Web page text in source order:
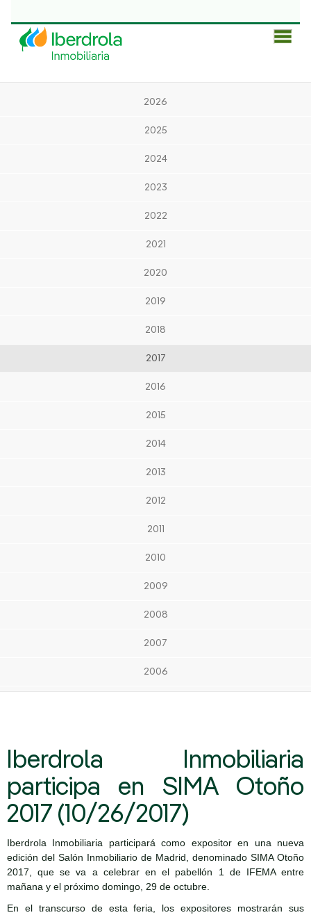
2026
2025
2024
2023
2022
2021
2020
2019
2018
2017
2016
2015
2014
2013
2012
2011
2010
2009
2008
2007
2006
Iberdrola Inmobiliaria
participa en SIMA Otoño
2017 (10/26/2017)
Iberdrola Inmobiliaria participará como expositor en una nueva
edición del Salón Inmobiliario de Madrid, denominado SIMA Otoño
2017, que se va a celebrar en el pabellón 1 de IFEMA entre
mañana y el próximo domingo, 29 de octubre.
En el transcurso de esta feria, los expositores mostrarán sus